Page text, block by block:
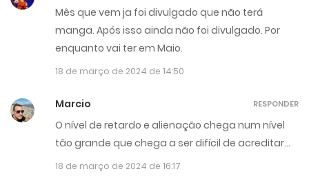
Mês que vem ja foi divulgado que não terá
manga. Após isso ainda não foi divulgado. Por
enquanto vai ter em Maio.
18 de março de 2024 de 14:50
Marcio
O nível de retardo e alienação chega num nível
tão grande que chega a ser difícil de acreditar…
18 de março de 2024 de 16:17
RESPONDER